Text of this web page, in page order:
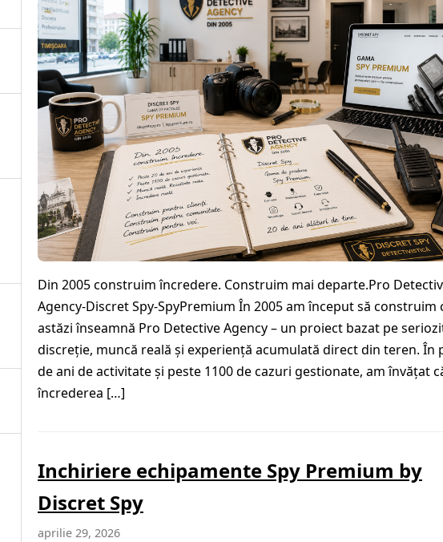
Din 2005 construim încredere. Construim mai departe.Pro
Agency-Discret Spy-SpyPremium În 2005 am început să construim
astăzi înseamnă Pro Detective Agency – un proiect bazat pe
discreție, muncă reală și experiență acumulată direct din teren. În
de ani de activitate și peste 1100 de cazuri gestionate, am învățat
încrederea […]
Inchiriere echipamente Spy Premium by
Discret Spy
aprilie 29, 2026